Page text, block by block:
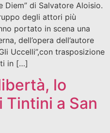
Diem” di Salvatore Aloisio.
degli attori più
portato in scena una
dell’opera dell’autore
Uccelli”,con trasposizione
in […]
lo
a San